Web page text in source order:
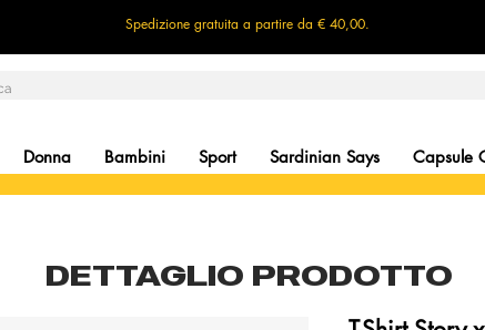
Spedizione gratuita a partire da € 40,00.
Donna Bambini Sport Sardinian Says Capsule
DETTAGLIO PRODOTTO